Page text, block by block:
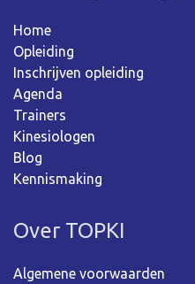
Home
Opleiding
Inschrijven opleiding
Agenda
Trainers
Kinesiologen
Blog
Kennismaking
Over TOPKI
Algemene voorwaarden